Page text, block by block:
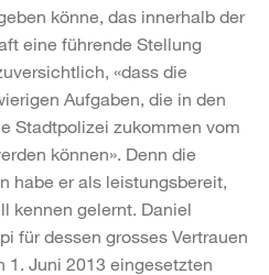
könne, das innerhalb der
eine führende Stellung
«dass die
Aufgaben, die in den
Stadtpolizei zukommen vom
können». Denn die
habe er als leistungs­bereit,
kennen gelernt. Daniel
für dessen grosses Vertrauen
1. Juni 2013 eingesetzten